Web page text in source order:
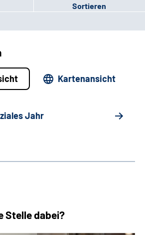
Sortieren
Kartenansicht
Jahr
Stelle dabei?